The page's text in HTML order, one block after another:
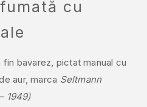
cu
bavarez, pictat manual cu
aur, marca Seltmann
1949)